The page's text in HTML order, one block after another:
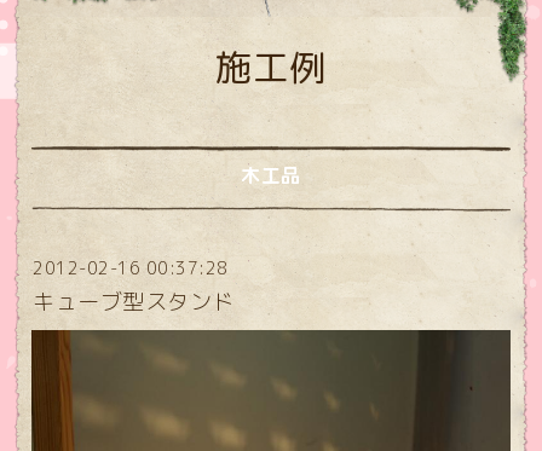
施工例
木工品
2012-02-16 00:37:28
キューブ型スタンド